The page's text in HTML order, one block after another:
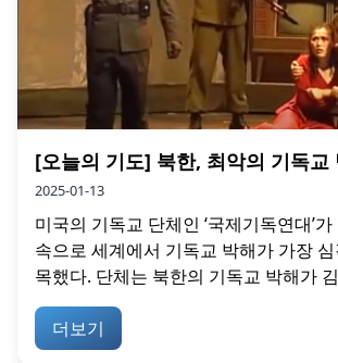
[오늘의 기도] 북한, 최악의 기독교
2025-01-13
미국의 기독교 단체인 ‘국제기독연대’
속으로 세계에서 기독교 박해가 가장
목했다. 단체는 북한의 기독교 박해가
더보기